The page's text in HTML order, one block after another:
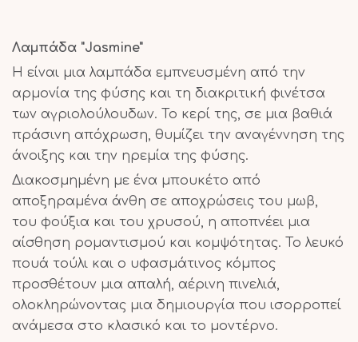
Λαμπάδα "Jasmine"
Η είναι μια λαμπάδα εμπνευσμένη από την
αρμονία της φύσης και τη διακριτική φινέτσα
των αγριολούλουδων. Το κερί της, σε μια βαθιά
πράσινη απόχρωση, θυμίζει την αναγέννηση της
άνοιξης και την ηρεμία της φύσης.
Διακοσμημένη με ένα μπουκέτο από
αποξηραμένα άνθη σε αποχρώσεις του μωβ,
του φούξια και του χρυσού, η αποπνέει μια
αίσθηση ρομαντισμού και κομψότητας. Το λευκό
πουά τούλι και ο υφασμάτινος κόμπος
προσθέτουν μια απαλή, αέρινη πινελιά,
ολοκληρώνοντας μια δημιουργία που ισορροπεί
ανάμεσα στο κλασικό και το μοντέρνο.